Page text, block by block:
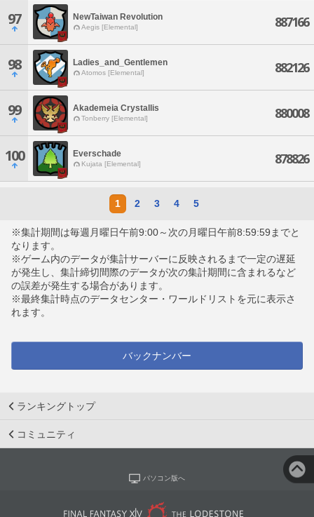
97 NewTaiwan Revolution
Aegis [Elemental] 887166
98 Ladies_and_Gentlemen
Atomos [Elemental] 882126
99 Akademeia Crystallis
Tonberry [Elemental] 880008
100 Everschade
Kujata [Elemental] 878826
1 2 3 4 5
※集計期間は毎週月曜日午前9:00～次の月曜日午前8:59:59までと
なります。
※ゲーム内のデータが集計サーバーに反映されるまで一定の遅延
が発生し、集計締切間際のデータが次の集計期間に含まれるなど
の誤差が発生する場合があります。
※最終集計時点のデータセンター・ワールドリストを元に表示さ
れます。
バックナンバー
ランキングトップ
コミュニティ
パソコン版へ